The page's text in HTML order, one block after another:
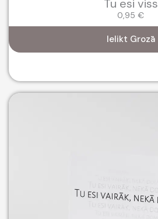
Tu esi viss
0,95 €
Ielikt Grozā